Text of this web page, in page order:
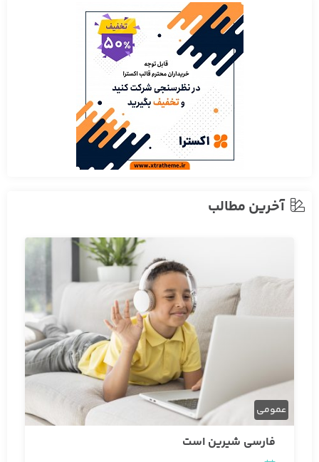
آخرین مطالب
عمومی
فارسی شیرین است